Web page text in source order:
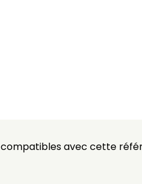
compatibles avec cette